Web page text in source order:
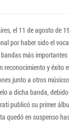
el 11 de agosto de
por haber sido el
más
y éxito
junto a otros
a dicha banda,
publicó su primer
quedó en suspenso